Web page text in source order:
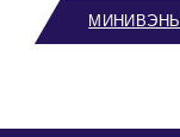
МИНИВЭНЫ